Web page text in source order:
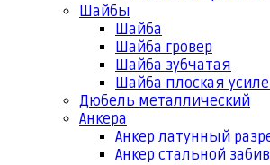
Шайбы
Шайба
Шайба гровер
Шайба зубчатая
Шайба плоская
Дюбель металлический
Анкера
Анкер латунный
Анкер стальной